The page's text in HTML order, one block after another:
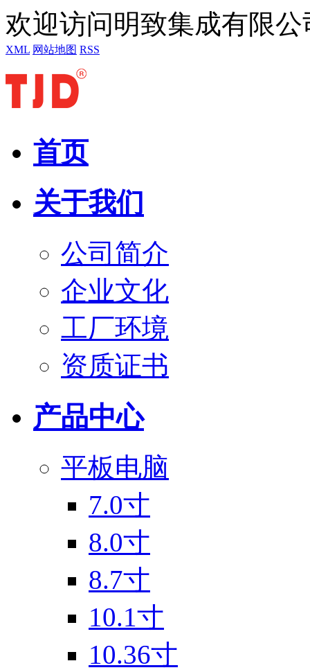
欢迎访问明致集成有限公
XML 网站地图 RSS
首页
关于我们
公司简介
企业文化
工厂环境
资质证书
产品中心
平板电脑
7.0寸
8.0寸
8.7寸
10.1寸
10.36寸